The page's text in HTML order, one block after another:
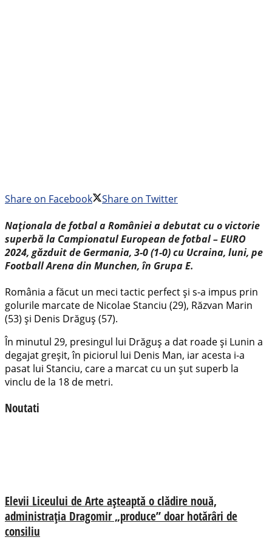
Share on Facebook
Share on Twitter
Naţionala de fotbal a României a debutat cu o victorie
superbă la Campionatul European de fotbal – EURO
2024, găzduit de Germania, 3-0 (1-0) cu Ucraina, luni, pe
Football Arena din Munchen, în Grupa E.
România a făcut un meci tactic perfect şi s-a impus prin
golurile marcate de Nicolae Stanciu (29), Răzvan Marin
(53) şi Denis Drăguş (57).
În minutul 29, presingul lui Drăguş a dat roade şi Lunin a
degajat greşit, în piciorul lui Denis Man, iar acesta i-a
pasat lui Stanciu, care a marcat cu un şut superb la
vinclu de la 18 de metri.
Noutati
Elevii Liceului de Arte așteaptă o clădire nouă,
administrația Dragomir „produce” doar hotărâri de
consiliu